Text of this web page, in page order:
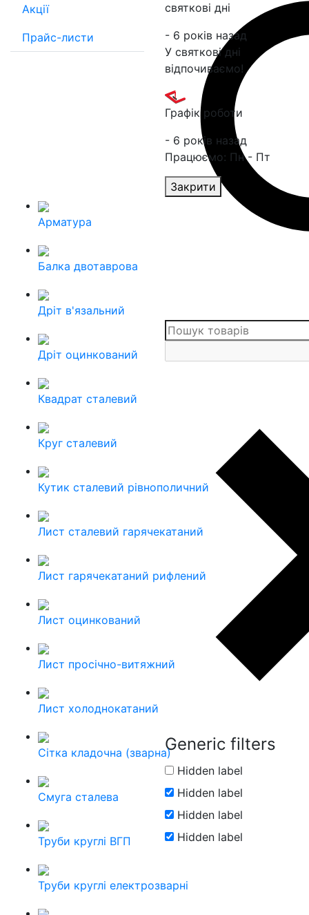
Акції
Прайс-листи
Generic filters
Hidden label
Hidden label
Hidden label
Hidden label
святкові дні
- 6 років назад
У святкові дні
відпочиваємо!
Графік роботи
- 6 років назад
Працюємо: Пн - Пт
Закрити
Арматура
Балка двотаврова
Дріт в'язальний
Дріт оцинкований
Квадрат сталевий
Круг сталевий
Кутик сталевий рівнополичний
Лист сталевий гарячекатаний
Лист гарячекатаний рифлений
Лист оцинкований
Лист просічно-витяжний
Лист холоднокатаний
Сітка кладочна (зварна)
Смуга сталева
Труби круглі ВГП
Труби круглі електрозварні